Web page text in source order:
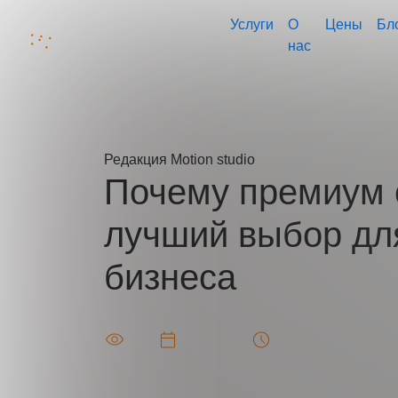
Услуги
О
нас
Цены
Редакция Motion studio
Почему премиум
лучший выбор
бизнеса
Ваш